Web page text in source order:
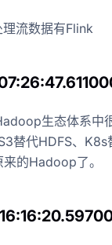
流数据有Flink
生态体系中
替代HDFS、
的Hadoop了。